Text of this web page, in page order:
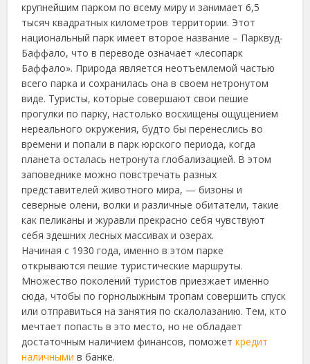
крупнейшим парком по всему миру и занимает 6,5
тысяч квадратных километров территории. Этот
национальный парк имеет второе название – Парквуд-
Баффало, что в переводе означает «лесопарк
Баффало». Природа является неотъемлемой частью
всего парка и сохранилась она в своем нетронутом
виде. Туристы, которые совершают свои пешие
прогулки по парку, настолько восхищены ощущением
нереального окружения, будто бы перенеслись во
времени и попали в парк юрского периода, когда
планета осталась нетронута глобализацией. В этом
заповеднике можно повстречать разных
представителей животного мира, — бизоны и
северные олени, волки и различные обитатели, такие
как пеликаны и журавли прекрасно себя чувствуют
себя здешних лесных массивах и озерах.
Начиная с 1930 года, именно в этом парке
открываются пешие туристические маршруты.
Множество поколений туристов приезжает именно
сюда, чтобы по горнолыжным тропам совершить спуск
или отправиться на занятия по скалолазанию. Тем, кто
мечтает попасть в это место, но не обладает
достаточным наличием финансов, поможеткредит
наличными в банке.